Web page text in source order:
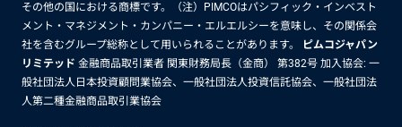
その他の国における商標です。（注）PIMCOはパシフィック・インベスト
メント・マネジメント・カンパニー・エルエルシーを意味し、その関係会
社を含むグループ総称として用いられることがあります。
ピムコジャパン
リミテッド 金融商品取引業者 関東財務局長（金商） 第382号 加入協会: 一
般社団法人日本投資顧問業協会、一般社団法人投資信託協会、一般社団法
人第二種金融商品取引業協会